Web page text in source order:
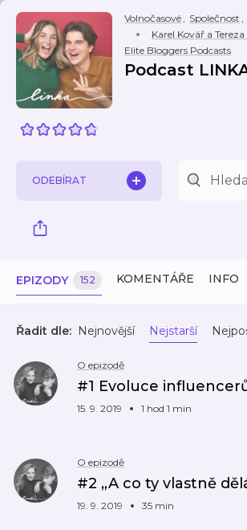
Volnočasové, Společnost ,
Karel Kovář a Tereza
Elite Bloggers Podcasts
Podcast
ODEBÍRAT
EPIZODY 152 KOMENTÁŘE INFO
Řadit dle: Nejnovější Nejstarší
O epizodě
#1 Evoluce
15. 9. 2019 1 hod 1 min
O epizodě
#2 „A co ty vlastně
19. 9. 2019 35 min